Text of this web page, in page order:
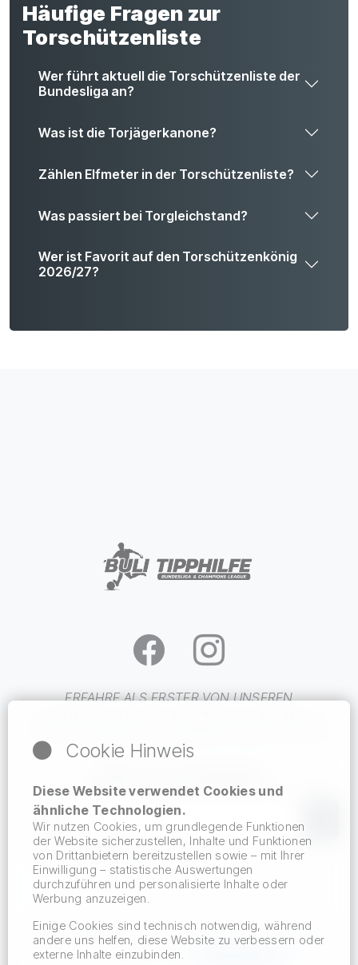
Häufige Fragen zur
Torschützenliste
Wer führt aktuell die Torschützenliste der
Bundesliga an?
Was ist die Torjägerkanone?
Zählen Elfmeter in der Torschützenliste?
Was passiert bei Torgleichstand?
Wer ist Favorit auf den Torschützenkönig
2026/27?
ERFAHRE ALS ERSTER VON UNSEREN
Du erhältst eine E-Mail, in der du deine Anmeldung bestätigen musst.
Hiermit akzeptiere ich den Datenschutz.
18+ „Glücksspiel kann süchtig machen - Hilfe
finden Sie auf
Cookie Hinweis
Diese Website verwendet Cookies und
ähnliche Technologien.
Wir nutzen Cookies, um grundlegende Funktionen
der Website sicherzustellen, Inhalte und Funktionen
von Drittanbietern bereitzustellen sowie – mit Ihrer
Einwilligung – statistische Auswertungen
durchzuführen und personalisierte Inhalte oder
Werbung anzuzeigen.
Einige Cookies sind technisch notwendig, während
andere uns helfen, diese Website zu verbessern oder
externe Inhalte einzubinden.